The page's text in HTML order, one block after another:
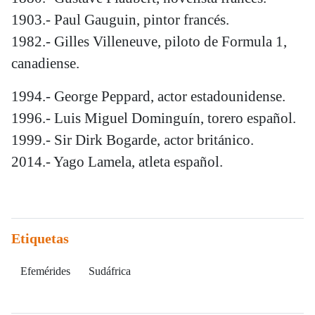
1903.- Paul Gauguin, pintor francés.
1982.- Gilles Villeneuve, piloto de Formula 1,
canadiense.
1994.- George Peppard, actor estadounidense.
1996.- Luis Miguel Dominguín, torero español.
1999.- Sir Dirk Bogarde, actor británico.
2014.- Yago Lamela, atleta español.
Etiquetas
Efemérides Sudáfrica